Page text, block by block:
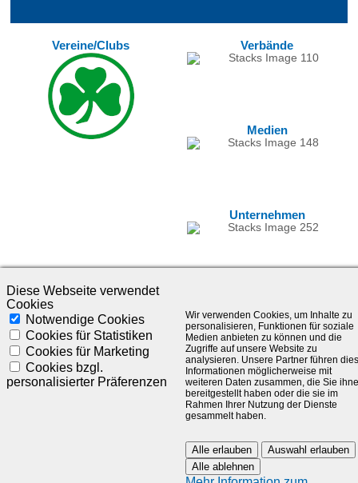
Vereine/Clubs Verbände
Medien
Unternehmen
©1985-2025 - SLC Management GmbH |Impressum
Visionär. Kompetent. Leidenschaftlich.
Treten Sie in Kontakt mit uns und bleiben Sie auf dem Laufenden:
Diese Webseite verwendet
Cookies
Notwendige Cookies
Cookies für Statistiken
Cookies für Marketing
Cookies bzgl.
personalisierter Präferenzen
Wir verwenden Cookies, um Inhalte zu
personalisieren, Funktionen für soziale
Medien anbieten zu können und die
Zugriffe auf unsere Website zu
analysieren. Unsere Partner führen
Informationen möglicherweise mit
weiteren Daten zusammen, die Sie
bereitgestellt haben oder die sie im
Rahmen Ihrer Nutzung der Dienste
gesammelt haben.
Alle erlauben
Auswahl erlauben
Alle ablehnen